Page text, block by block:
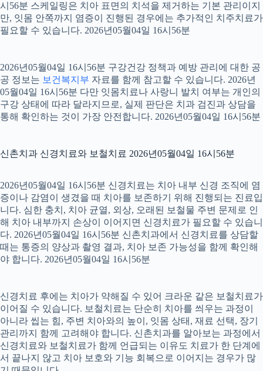
시56분 스케일링은 치아 표면의 치석을 제거하는 기본 관리이지
만, 잇몸 안쪽까지 염증이 진행된 경우에는 추가적인 치주치료가
필요할 수 있습니다. 2026년05월04일 16시56분
2026년05월04일 16시56분 구강건강 정책과 예방 관리에 대한 공
공 정보는 보건복지부 자료를 함께 참고할 수 있습니다. 2026년
05월04일 16시56분 다만 잇몸치료나 사랑니 발치 여부는 개인의
구강 상태에 따라 달라지므로, 실제 판단은 치과 검진과 상담을
통해 확인하는 것이 가장 안전합니다. 2026년05월04일 16시56분
신촌치과 신경치료와 보철치료 2026년05월04일 16시56분
2026년05월04일 16시56분 신경치료는 치아 내부 신경 조직에 염
증이나 감염이 생겼을 때 치아를 보존하기 위해 진행되는 진료입
니다. 심한 충치, 치아 균열, 외상, 오래된 보철물 주변 문제로 인
해 치아 내부까지 손상이 이어지면 신경치료가 필요할 수 있습니
다. 2026년05월04일 16시56분 신촌치과에서 신경치료를 상담할
때는 통증의 양상과 촬영 결과, 치아 보존 가능성을 함께 확인해
야 합니다. 2026년05월04일 16시56분
신경치료 후에는 치아가 약해질 수 있어 크라운 같은 보철치료가
이어질 수 있습니다. 보철치료는 단순히 치아를 씌우는 과정이
아니라 씹는 힘, 주변 치아와의 높이, 잇몸 상태, 재료 선택, 장기
관리까지 함께 고려해야 합니다. 신촌치과를 알아보는 과정에서
신경치료와 보철치료가 함께 언급되는 이유도 치료가 한 단계에
서 끝나지 않고 치아 보호와 기능 회복으로 이어지는 경우가 많